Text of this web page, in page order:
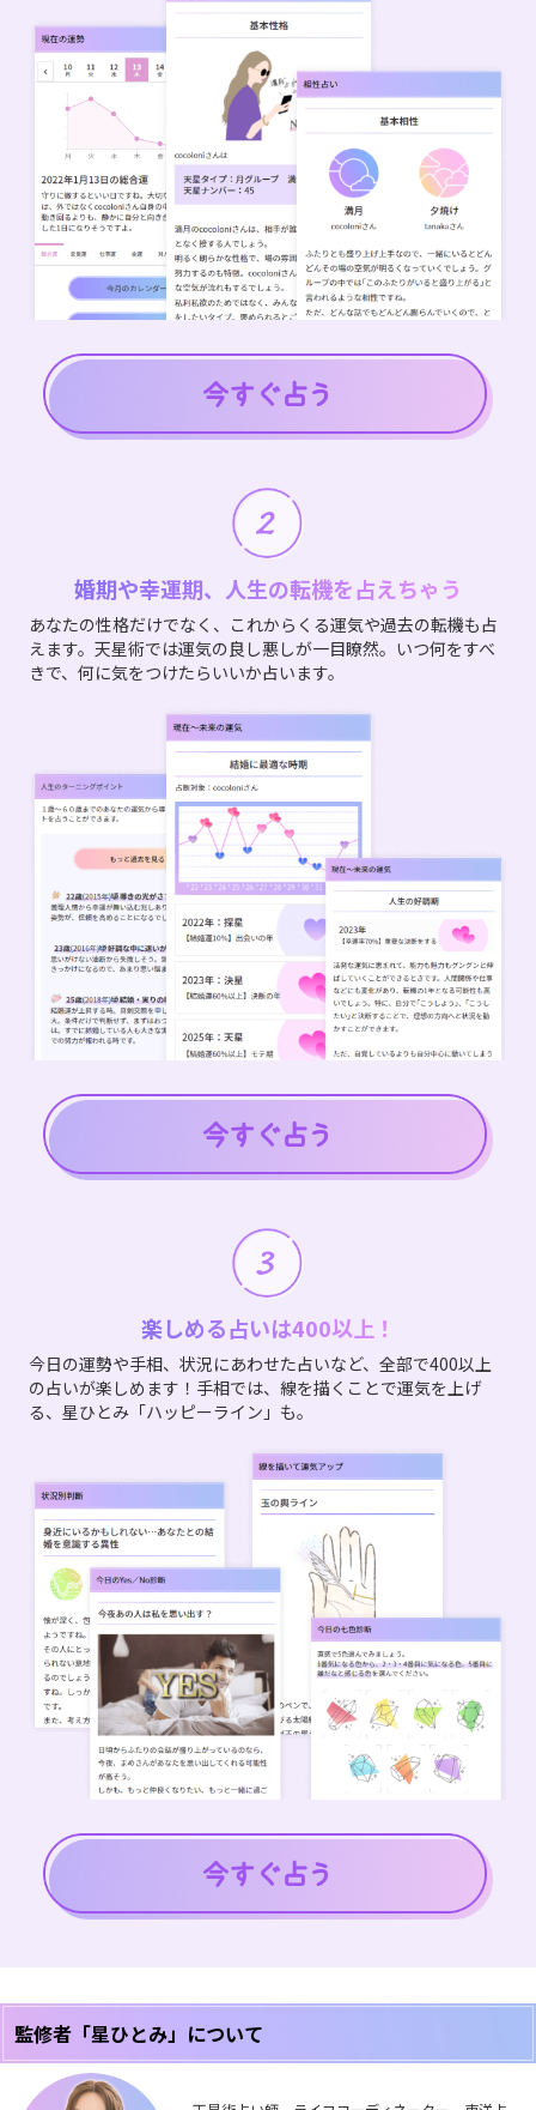
婚期や幸運期、人生の転機を占えちゃう
あなたの性格だけでなく、これからくる運気や過去の転機も占
えます。天星術では運気の良し悪しが一目瞭然。いつ何をすべ
きで、何に気をつけたらいいか占います。
楽しめる占いは400以上！
今日の運勢や手相、状況にあわせた占いなど、全部で400以上
の占いが楽しめます！手相では、線を描くことで運気を上げ
る、星ひとみ「ハッピーライン」も。
監修者「星ひとみ」について